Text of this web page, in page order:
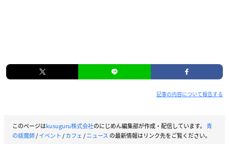
記事の内容について報告する
このページはkusuguru株式会社のにじめん編集部が作成・配信しています。 青
の祓魔師/イベント /カフェ/ニュース の最新情報はリンク先をご覧ください。